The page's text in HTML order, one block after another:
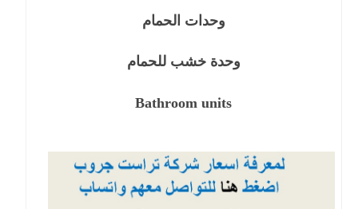
وحدات الحمام
وحدة خشب للحمام
Bathroom units